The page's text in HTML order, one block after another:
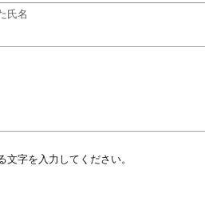
氏名
字を入力してください。